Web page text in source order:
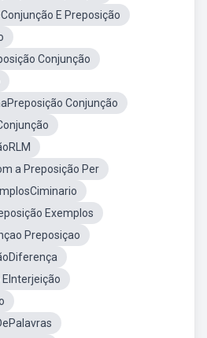
E Preposição
Conjunção
Conjunção
a Preposição Per
Exemplos
Preposiçao